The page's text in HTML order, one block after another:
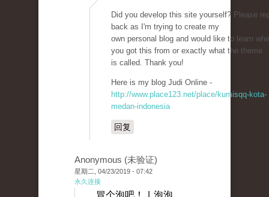
Did you develop this site yourself? Please
back as I'm trying to create my
own personal blog and would like to learn
you got this from or exactly what the theme
is called. Thank you!
Here is my blog Judi Online -
http://www.place123.net/place/kumisqq-kota-
medan-indonesia
回复
Anonymous (未验证)
星期二, 04/23/2019 - 07:42
永久连接